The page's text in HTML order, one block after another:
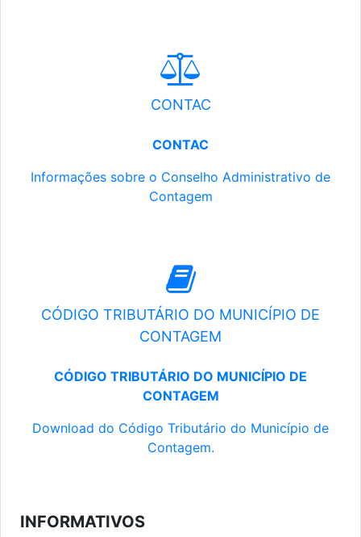
CONTAC
CONTAC
Informações sobre o Conselho Administrativo de
Contagem
CÓDIGO TRIBUTÁRIO DO MUNICÍPIO DE
CONTAGEM
CÓDIGO TRIBUTÁRIO DO MUNICÍPIO DE
CONTAGEM
Download do Código Tributário do Município de
Contagem.
INFORMATIVOS